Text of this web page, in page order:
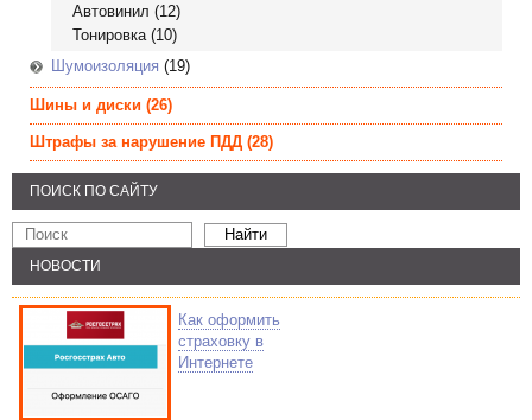
Автовинил (12)
Тонировка(10)
Шумоизоляция (19)
Шины и диски (26)
Штрафы за нарушение ПДД (28)
ПОИСК ПО САЙТУ
НОВОСТИ
Как оформить
страховку в
Интернете